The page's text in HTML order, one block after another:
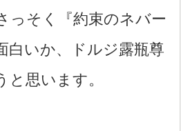
っそく『約束のネバー
白いか、ドルジ露瓶尊
思います。